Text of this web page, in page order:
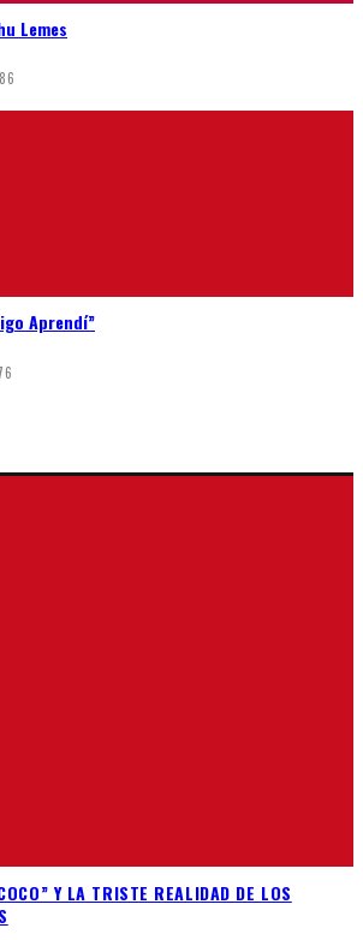
Lemes
Aprendí”
Y LA TRISTE REALIDAD DE LOS